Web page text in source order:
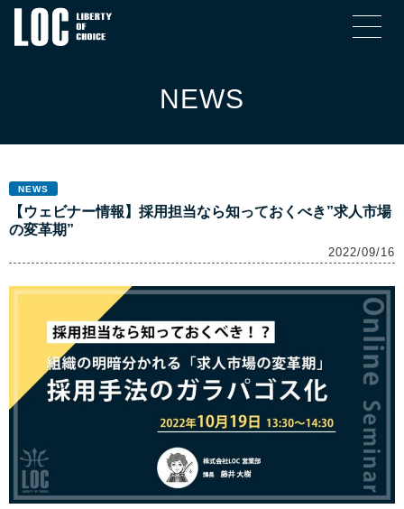
NEWS
NEWS
【ウェビナー情報】採用担当なら知っておくべき”求人市場
の変革期”
2022/09/16